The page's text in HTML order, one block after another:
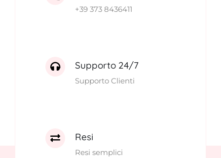
+39 373 8436411
Supporto 24/7
Supporto Clienti
Resi
Resi semplici